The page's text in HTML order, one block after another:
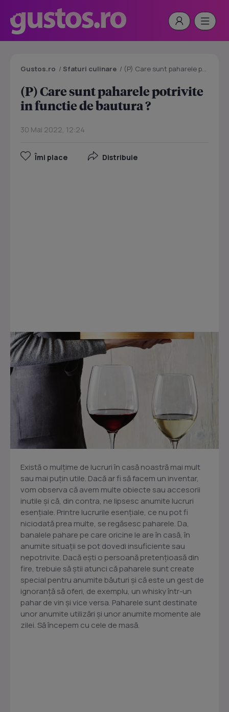
Gustos.ro / Sfaturi culinare / (P) Care sunt paharele potrivite in functie de bautura ?
(P) Care sunt paharele potrivite
in functie de bautura ?
30 Mai 2022, 12:24
Îmi place Distribuie
Există o mulțime de lucruri în casă noastră mai mult
sau mai puțin utile. Dacă ar fi să facem un inventar,
vom observa că avem multe obiecte sau accesorii
inutile și că, din contra, ne lipsesc anumite lucruri
esențiale. Printre lucrurile esențiale, ce nu pot fi
niciodată prea multe, se regăsesc paharele. Da,
banalele pahare pe care oricine le are în casă, în
anumite situații se pot dovedi insuficiente sau
nepotrivite. Dacă ești o persoană pretențioasă din
fire, trebuie să știi atunci că paharele sunt create
special pentru anumite băuturi și că este un gest de
ignoranță să oferi, de exemplu, un whisky într-un
pahar de vin și vice versa. Paharele sunt destinate
unor anumite utilizări și unor anumite momente ale
zilei. Să începem cu cele de masă.